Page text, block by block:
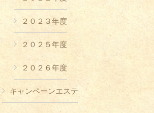
２０２３年度
２０２５年度
２０２６年度
キャンペーンエステ